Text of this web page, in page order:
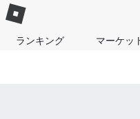
ランキング マーケッ